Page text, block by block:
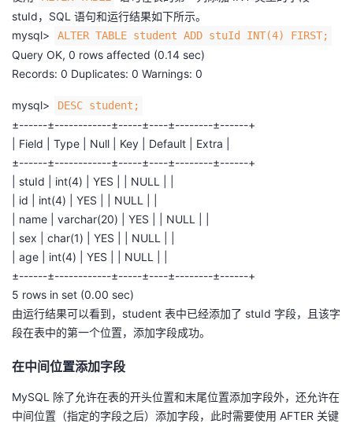
stuId，SQL 语句和运行结果如下所示。
mysql>
ALTER TABLE student ADD stuId INT(4) FIRST;
Query OK, 0 rows affected (0.14 sec)
Records: 0 Duplicates: 0 Warnings: 0
mysql> DESC student;
±------±------------±-----±----±--------±------+
| Field | Type | Null | Key | Default | Extra |
±------±------------±-----±----±--------±------+
| stuId | int(4) | YES | | NULL | |
| id | int(4) | YES | | NULL | |
| name | varchar(20) | YES | | NULL | |
| sex | char(1) | YES | | NULL | |
| age | int(4) | YES | | NULL | |
±------±------------±-----±----±--------±------+
5 rows in set (0.00 sec)
由运行结果可以看到，student 表中已经添加了 stuId 字段，且该字
段在表中的第一个位置，添加字段成功。
在中间位置添加字段
MySQL 除了允许在表的开头位置和末尾位置添加字段外，还允许在
中间位置（指定的字段之后）添加字段，此时需要使用 AFTER 关键